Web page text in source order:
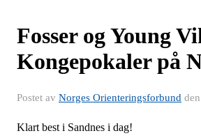
Fosser og Young
Kongepokaler på
Postet av Norges Orienteringsforbund den
Klart best i Sandnes i dag!